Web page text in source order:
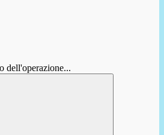
dell'operazione...